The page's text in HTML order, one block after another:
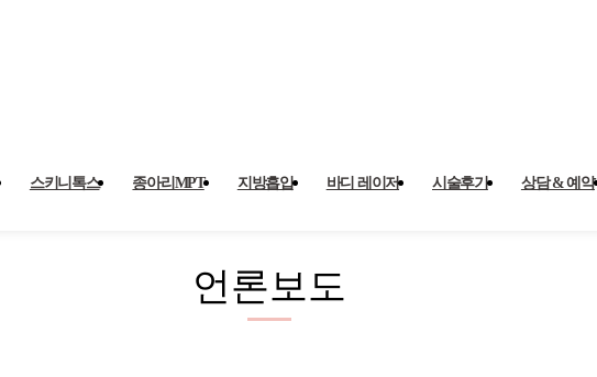
스키니톡스 종아리MPT 지방흡입 바디 레이저 시술후기 상담 & 예약
언론보도